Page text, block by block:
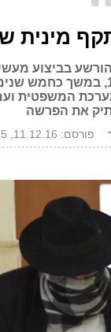
מינית
הורשע בביצוע
מתלמידיו, אחים בני 15-13,
המשפטית
את הפרשה
פורסם: 11.12.16, 08:55